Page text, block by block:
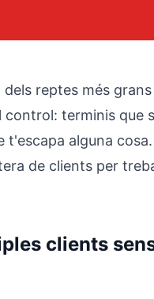
reptes més
terminis que
alguna
de clients per
clients